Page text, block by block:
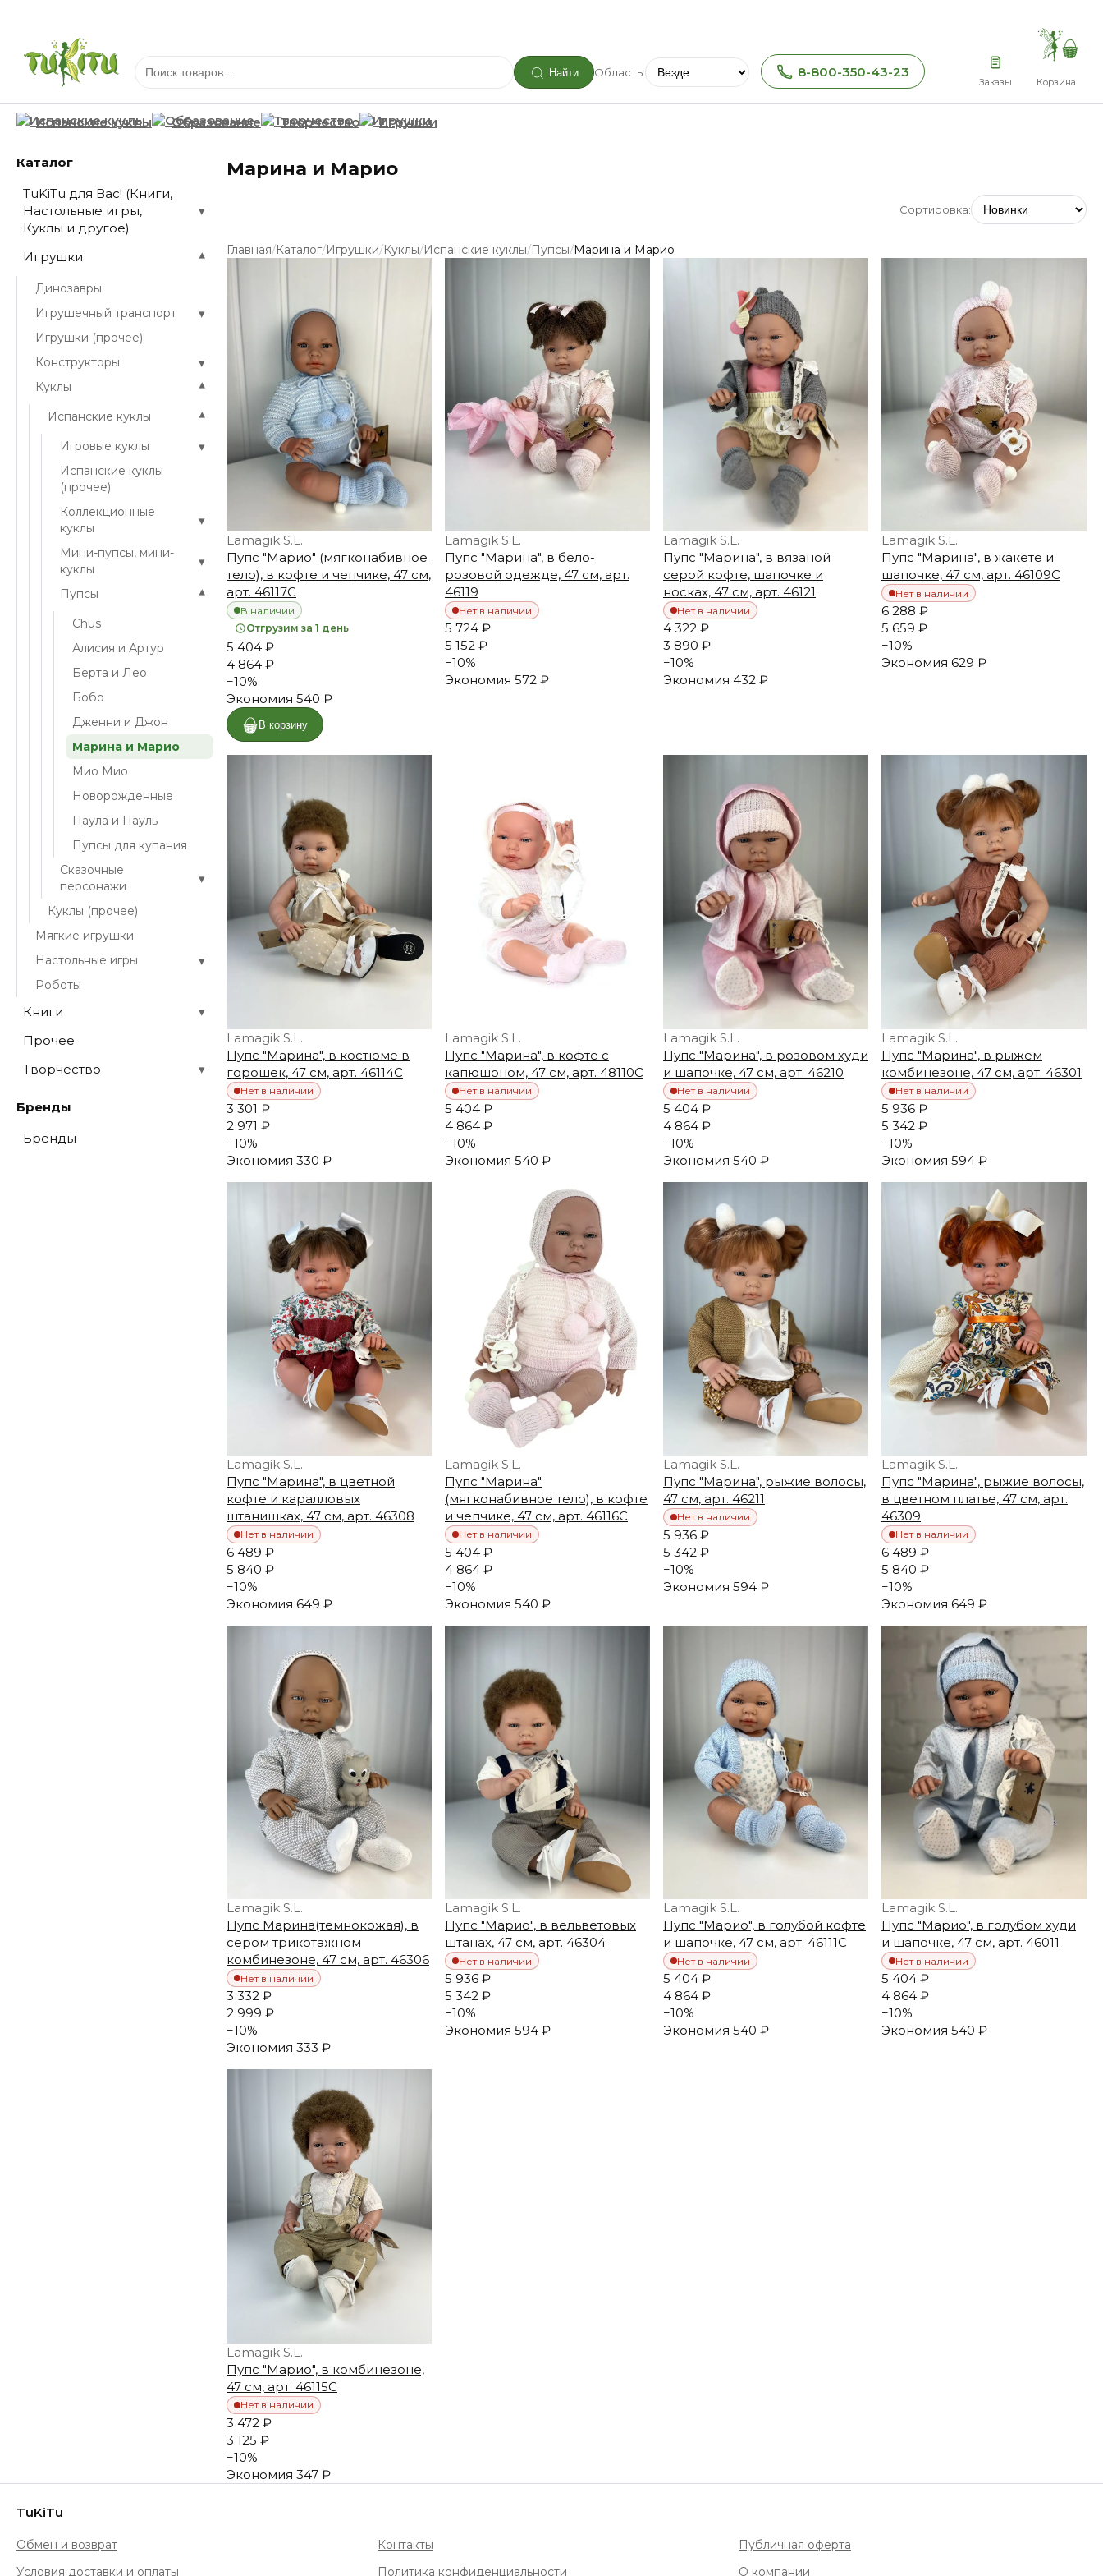
Найти Область: 8-800-350-43-23
Заказы Корзина
Испанские куклы Образование Творчество Игрушки
Каталог
TuKiTu для Вас! (Книги,
Настольные игры,
Куклы и другое)
▾
Игрушки ▾
Динозавры
Игрушечный транспорт
▾
Игрушки (прочее)
Конструкторы
▾
Куклы ▾
Испанские куклы ▾
Игровые куклы ▾
Испанские куклы
(прочее)
Коллекционные
куклы
▾
Мини-пупсы, мини-
куклы
▾
Пупсы ▾
Chus
Алисия и Артур
Берта и Лео
Бобо
Дженни и Джон
Марина и Марио
Мио Мио
Новорожденные
Паула и Пауль
Пупсы для купания
Сказочные
персонажи
▾
Куклы (прочее)
Мягкие игрушки
Настольные игры
▾
Роботы
Книги
▾
Прочее
Творчество
▾
Бренды
Бренды
Марина и Марио
Сортировка:
Главная/Каталог/Игрушки/Куклы/Испанские куклы/Пупсы/Марина и Марио
Lamagik S.L.
Пупс "Марио" (мягконабивное
тело), в кофте и чепчике, 47 см,
арт. 46117C
В наличии
Отгрузим за 1 день
5 404 ₽
4 864 ₽
−10%
Экономия 540 ₽
В корзину
Lamagik S.L.
Пупс "Марина", в бело-
розовой одежде, 47 см, арт.
46119
Нет в наличии
5 724 ₽
5 152 ₽
−10%
Экономия 572 ₽
Lamagik S.L.
Пупс "Марина", в вязаной
серой кофте, шапочке и
носках, 47 см, арт. 46121
Нет в наличии
4 322 ₽
3 890 ₽
−10%
Экономия 432 ₽
Lamagik S.L.
Пупс "Марина", в жакете и
шапочке, 47 см, арт. 46109C
Нет в наличии
6 288 ₽
5 659 ₽
−10%
Экономия 629 ₽
Lamagik S.L.
Пупс "Марина", в костюме в
горошек, 47 см, арт. 46114C
Нет в наличии
3 301 ₽
2 971 ₽
−10%
Экономия 330 ₽
Lamagik S.L.
Пупс "Марина", в кофте с
капюшоном, 47 см, арт. 48110C
Нет в наличии
5 404 ₽
4 864 ₽
−10%
Экономия 540 ₽
Lamagik S.L.
Пупс "Марина", в розовом худи
и шапочке, 47 см, арт. 46210
Нет в наличии
5 404 ₽
4 864 ₽
−10%
Экономия 540 ₽
Lamagik S.L.
Пупс "Марина", в рыжем
комбинезоне, 47 см, арт. 46301
Нет в наличии
5 936 ₽
5 342 ₽
−10%
Экономия 594 ₽
Lamagik S.L.
Пупс "Марина", в цветной
кофте и каралловых
штанишках, 47 см, арт. 46308
Нет в наличии
6 489 ₽
5 840 ₽
−10%
Экономия 649 ₽
Lamagik S.L.
Пупс "Марина"
(мягконабивное тело), в кофте
и чепчике, 47 см, арт. 46116C
Нет в наличии
5 404 ₽
4 864 ₽
−10%
Экономия 540 ₽
Lamagik S.L.
Пупс "Марина", рыжие волосы,
47 см, арт. 46211
Нет в наличии
5 936 ₽
5 342 ₽
−10%
Экономия 594 ₽
Lamagik S.L.
Пупс "Марина", рыжие волосы,
в цветном платье, 47 см, арт.
46309
Нет в наличии
6 489 ₽
5 840 ₽
−10%
Экономия 649 ₽
Lamagik S.L.
Пупс Марина(темнокожая), в
сером трикотажном
комбинезоне, 47 см, арт. 46306
Нет в наличии
3 332 ₽
2 999 ₽
−10%
Экономия 333 ₽
Lamagik S.L.
Пупс "Марио", в вельветовых
штанах, 47 см, арт. 46304
Нет в наличии
5 936 ₽
5 342 ₽
−10%
Экономия 594 ₽
Lamagik S.L.
Пупс "Марио", в голубой кофте
и шапочке, 47 см, арт. 46111C
Нет в наличии
5 404 ₽
4 864 ₽
−10%
Экономия 540 ₽
Lamagik S.L.
Пупс "Марио", в голубом худи
и шапочке, 47 см, арт. 46011
Нет в наличии
5 404 ₽
4 864 ₽
−10%
Экономия 540 ₽
Lamagik S.L.
Пупс "Марио", в комбинезоне,
47 см, арт. 46115C
Нет в наличии
3 472 ₽
3 125 ₽
−10%
Экономия 347 ₽
TuKiTu
Обмен и возврат
Условия доставки и оплаты
Контакты
Политика конфиденциальности
Публичная оферта
О компании